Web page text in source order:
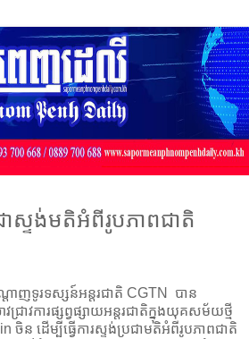
ាស្ទង់មតិ​​អំពី​​រូបភាព​ជាតិ​​
តាញទូរទស្សន៍អន្តរជាតិ​​ CGTN​ ​បាន​
ជ្រាវ​ការផ្សព្វផ្សាយអន្តរជាតិ​ក្នុងយុគសម័យថ្មី
ន​ ​ដើម្បី​ធ្វើ​ការស្ទង់ប្រជាមតិ​​អំពី​​​រូបភាព​ជាតិ​​